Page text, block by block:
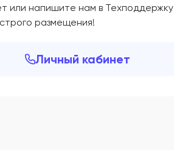
или напишите нам в Техподдержку
размещения!
Личный кабинет